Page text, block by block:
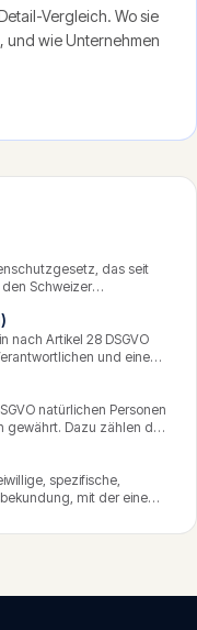
Vergleich. Wo sie
und wie Unternehmen
das seit
Schweizer
Personen und führt
bei Datenpannen und
nach Artikel 28 DSGVO
und einem
und Pflichten der
auch beim
natürlichen Personen
gewährt. Dazu zählen das
sowie Schutz vor
müssen diese
spezifische,
mit der eine
ist jederzeit widerrufbar